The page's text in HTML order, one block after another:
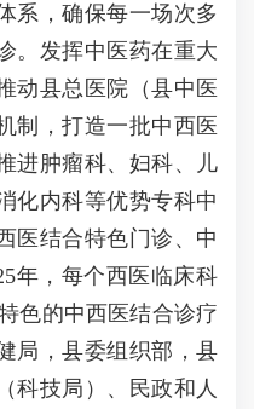
系，确保每一场次多
。发挥中医药在重大
动县总医院（县中医
制，打造一批中西医
进肿瘤科、妇科、儿
化内科等优势专科中
医结合特色门诊、中
年，每个西医临床科
色的中西医结合诊疗
局，县委组织部，县
科技局）、民政和人